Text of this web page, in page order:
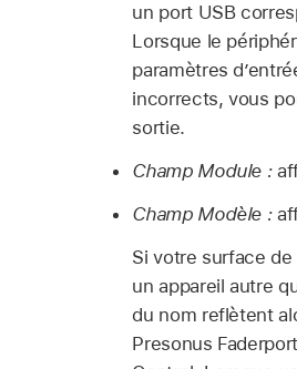
un port USB
Lorsque le
paramètres
incorrects, vous
sortie.
Champ Module :
Champ Modèle :
Si votre surface
un appareil autre
du nom reflètent
Presonus